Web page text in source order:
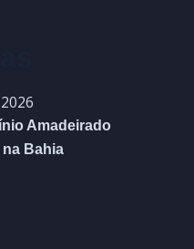
Amadeirado
na Bahia